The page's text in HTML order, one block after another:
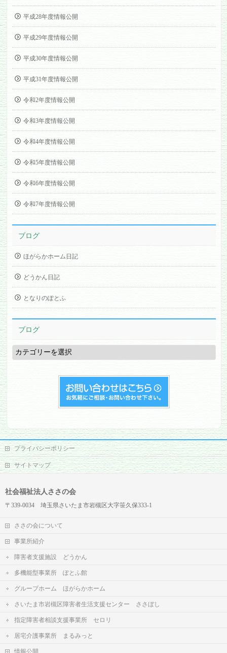
平成28年度情報公開
平成29年度情報公開
平成30年度情報公開
平成31年度情報公開
令和2年度情報公開
令和3年度情報公開
令和4年度情報公開
令和5年度情報公開
令和6年度情報公開
令和7年度情報公開
ブログ
ほがらかホーム日記
どうかん日記
となりのぽとふ
ブログ
ブ
ロ
グ
プライバシーポリシー
サイトマップ
社会福祉法人ささの会
〒339-0034 埼玉県さいたま市岩槻区大字笹久保333-1
ささの会について
事業所紹介
障害者支援施設 どうかん
多機能型事業所 ぽとふ館
グループホーム ほがらかホーム
さいたま市岩槻区障害者生活支援センター ささぼし
指定障害者相談支援事業所 セロリ
居宅介護事業所 まるみっと
情報公開